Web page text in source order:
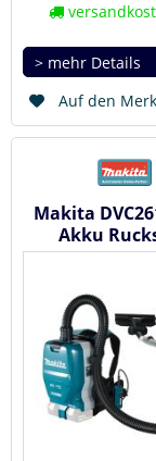
> mehr Details
Auf den
Makita
Akku
Staubsauger